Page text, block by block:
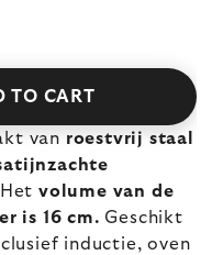
TO CART
van roestvrij staal
Hetvolume van de
is 16 cm. Geschikt
inductie, oven